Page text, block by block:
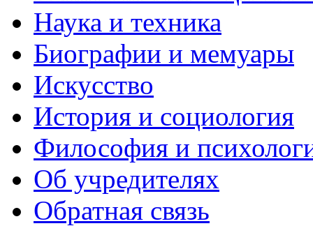
Наука и техника
Биографии и мемуары
Искусство
История и социология
Философия и
Об учредителях
Обратная связь